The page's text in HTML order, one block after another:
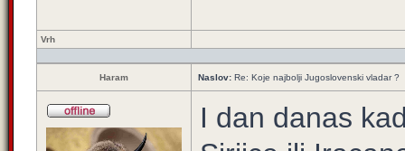
Vrh
Haram Naslov: Re: Koje najbolji Jugoslovenski vladar ?
I dan danas